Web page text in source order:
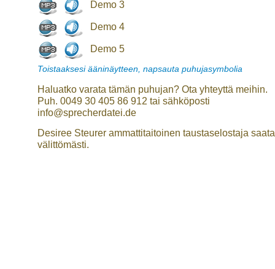
Demo 3
Demo 4
Demo 5
Toistaaksesi ääninäytteen, napsauta puhujasymbolia
Haluatko varata tämän puhujan? Ota yhteyttä meihin.
Puh. 0049 30 405 86 912 tai sähköposti
info@sprecherdatei.de
Desiree Steurer ammattitaitoinen taustaselostaja
välittömästi.